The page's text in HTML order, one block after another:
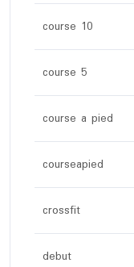
course 10
course 5
course a pied
courseapied
crossfit
debut